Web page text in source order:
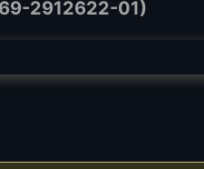
2912622-01)